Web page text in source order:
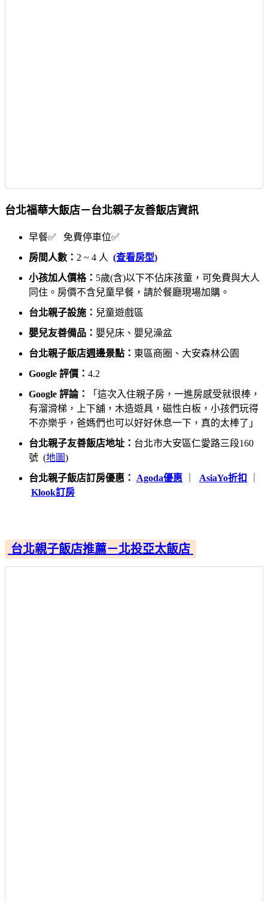
台北福華大飯店－台北親子友善飯店資訊
早餐✅ 免費停車位✅
房間人數： 2 ~ 4 人 (查看房型)
小孩加人價格： 5歲(含)以下不佔床孩童，可免費與大人
同住。房價不含兒童早餐，請於餐廳現場加購。
台北親子設施： 兒童遊戲區
嬰兒友善備品： 嬰兒床、嬰兒澡盆
台北親子飯店週邊景點： 東區商圈、大安森林公園
Google 評價： 4.2
Google 評論：
「這次入住親子房，一進房感受就很棒，
有溜滑梯，上下舖，木造遊具，磁性白板，小孩們玩得
不亦樂乎，爸媽們也可以好好休息一下，真的太棒了」
台北親子友善飯店地址： 台北市大安區仁愛路三段160
號 (地圖)
台北親子飯店訂房優惠：
Agoda優惠 AsiaYo折扣
Klook訂房
台北親子飯店推薦－北投亞太飯店